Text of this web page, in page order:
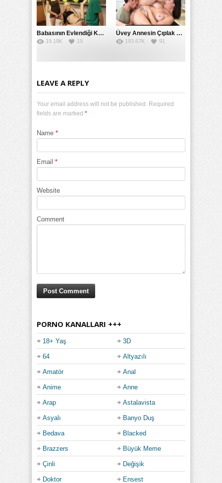
Babasının Evlendiği Kadının Kızlarıyla Yemek Masasında Sikişti
19.18K 19
Üvey Annesin Çıplak Resimlerini Çekerken Amcığa Geldi
193.67K 91
LEAVE A REPLY
Your email address will not be published. Required
fields are marked *
Name *
Email *
Website
Comment
PORNO KANALLARI +++
18+ Yaş 3D
64 Altyazılı
Amatör Anal
Anime Anne
Arap Astalavista
Asyalı Banyo Duş
Bedava Blacked
Brazzers Büyük Meme
Çinli Değişik
Doktor Ensest